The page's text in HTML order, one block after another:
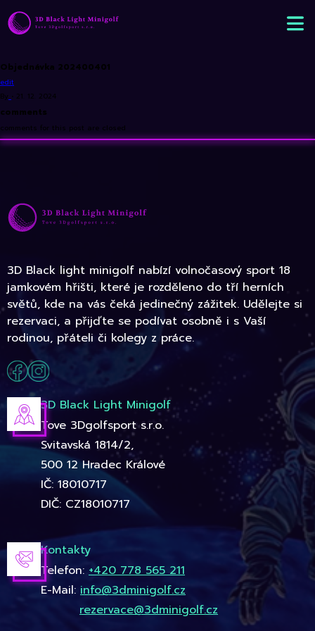
Objednávka 202400401
edit
By • 21. 12. 2024
comments
comments for this post are closed
3D Black light minigolf nabízí volnočasový sport 18
jamkovém hřišti, které je rozděleno do tří herních
světů, kde na vás čeká jedinečný zážitek. Udělejte si
rezervaci, a přijďte se podívat osobně i s Vaší
rodinou, přáteli či kolegy z práce.
3D Black Light Minigolf
Tove 3Dgolfsport s.r.o.
Svitavská 1814/2,
500 12 Hradec Králové
IČ: 18010717
DIČ: CZ18010717
Kontakty
Telefon: +420 778 565 211
E-Mail: info@3dminigolf.cz
rezervace@3dminigolf.cz